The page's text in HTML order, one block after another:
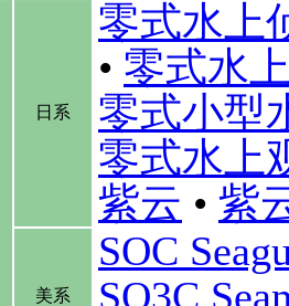
日系
零式水上
• 零式水
零式小型
零式水上
紫云 • 紫
美系
SOC
SO3C